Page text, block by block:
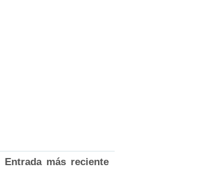
Entrada más reciente